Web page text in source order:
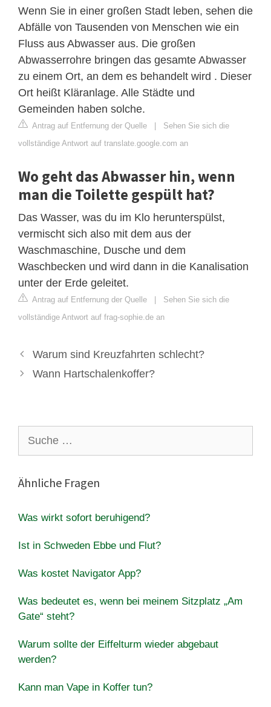
Wenn Sie in einer großen Stadt leben, sehen die
Abfälle von Tausenden von Menschen wie ein
Fluss aus Abwasser aus. Die großen
Abwasserrohre bringen das gesamte Abwasser
zu einem Ort, an dem es behandelt wird . Dieser
Ort heißt Kläranlage. Alle Städte und
Gemeinden haben solche.
Antrag auf Entfernung der Quelle | Sehen Sie sich die
vollständige Antwort auf translate.google.com an
Wo geht das Abwasser hin, wenn
man die Toilette gespült hat?
Das Wasser, was du im Klo herunterspülst,
vermischt sich also mit dem aus der
Waschmaschine, Dusche und dem
Waschbecken und wird dann in die Kanalisation
unter der Erde geleitet.
Antrag auf Entfernung der Quelle | Sehen Sie sich die
vollständige Antwort auf frag-sophie.de an
Warum sind Kreuzfahrten schlecht?
Wann Hartschalenkoffer?
nach:
Ähnliche Fragen
Was wirkt sofort beruhigend?
Ist in Schweden Ebbe und Flut?
Was kostet Navigator App?
Was bedeutet es, wenn bei meinem Sitzplatz „Am
Gate“ steht?
Warum sollte der Eiffelturm wieder abgebaut
werden?
Kann man Vape in Koffer tun?